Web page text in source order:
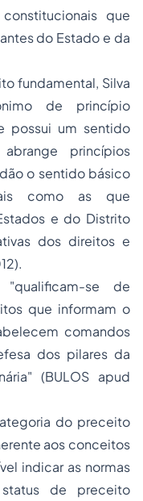
que
do Estado e da
fundamental, Silva
de princípio
possui um sentido
princípios
o sentido básico
como as que
e do Distrito
dos direitos e
"qualificam-se de
que informam o
comandos
dos pilares da
(BULOS apud
do preceito
aos conceitos
indicar as normas
de preceito